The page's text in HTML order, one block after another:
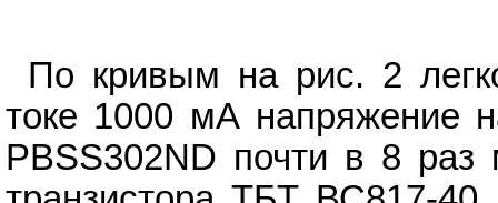
По кривым на рис. 2
токе 1000 мА напряжение
PBSS302ND почти в 8 раз